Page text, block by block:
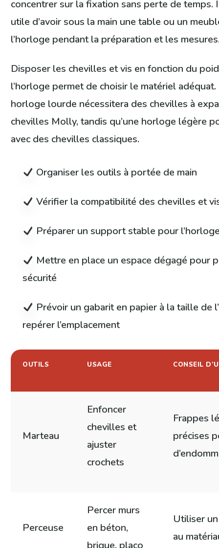
concentrer sur la fixation sans perte de temps.
utile d’avoir sous la main une table ou un
l’horloge pendant la préparation et les
Disposer les chevilles et vis en fonction du
l’horloge permet de choisir le matériel
horloge lourde nécessitera des chevilles à
chevilles Molly, tandis qu’une horloge légère
avec des chevilles classiques.
Organiser les outils à portée de main
Vérifier la compatibilité des chevilles et
Préparer un support stable pour
Mettre en place un espace dégagé pour
sécurité
Prévoir un gabarit en papier à la taille de
repérer l’emplacement
OUTILS USAGE CONSEIL
Marteau
Enfoncer
chevilles et
ajuster
crochets
Frappes
précises
Perceuse
Percer murs
en béton,
Utiliser
au